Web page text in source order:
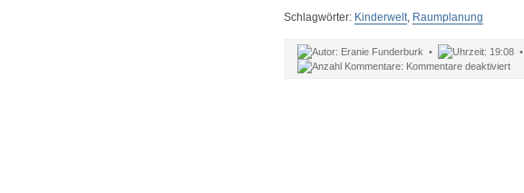
Schlagwörter: Kinderwelt, Raumplanung
Eranie Funderburk • 19:08 •
Kommentare deaktiviertfür